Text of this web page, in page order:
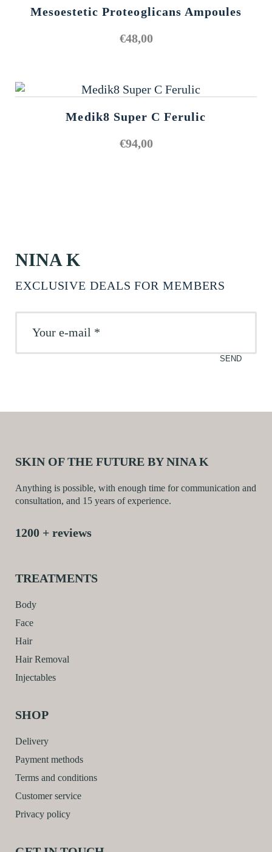
Mesoestetic Proteoglicans Ampoules
€48,00
Medik8 Super C Ferulic
€94,00
NINA K
EXCLUSIVE DEALS FOR MEMBERS
SKIN OF THE FUTURE BY NINA K
Anything is possible, with enough time for communication and
consultation, and 15 years of experience.
1200 + reviews
TREATMENTS
Body
Face
Hair
Hair Removal
Injectables
SHOP
Delivery
Payment methods
Terms and conditions
Customer service
Privacy policy